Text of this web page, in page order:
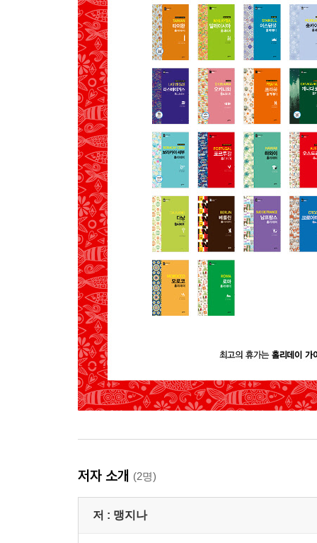
EAT
BUY
SLEEP
02 알가브르 파루
PREVIEW
GET AROUND
MAP
SEE
EAT
BUY
SLEEP
03 마데이라 푼샬
PREVIEW
GET AROUND
MAP
SEE
EAT
BUY
D-90 미션 1 여행 계획을 세우자
D-70 미션 3 여권을 준비하자
저자 소개 (2명)
저 : 맹지나